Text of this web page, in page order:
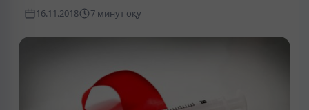
16.11.2018 7 минут оқу